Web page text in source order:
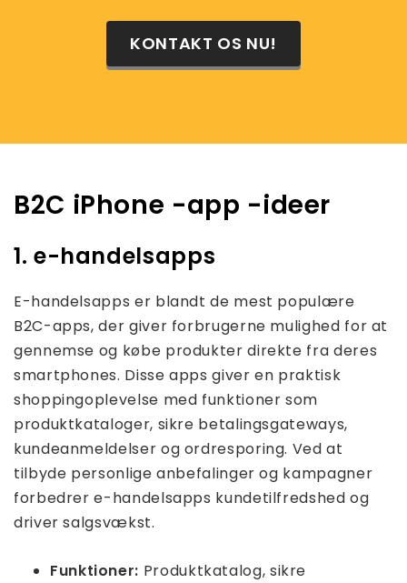
KONTAKT OS NU!
B2C iPhone -app -ideer
1. e-handelsapps
E-handelsapps er blandt de mest populære
B2C-apps, der giver forbrugerne mulighed for at
gennemse og købe produkter direkte fra deres
smartphones. Disse apps giver en praktisk
shoppingoplevelse med funktioner som
produktkataloger, sikre betalingsgateways,
kundeanmeldelser og ordresporing. Ved at
tilbyde personlige anbefalinger og kampagner
forbedrer e-handelsapps kundetilfredshed og
driver salgsvækst.
Funktioner: Produktkatalog, sikre